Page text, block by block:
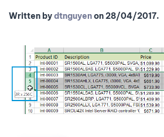
Written bydtnguyenon28/04/2017.